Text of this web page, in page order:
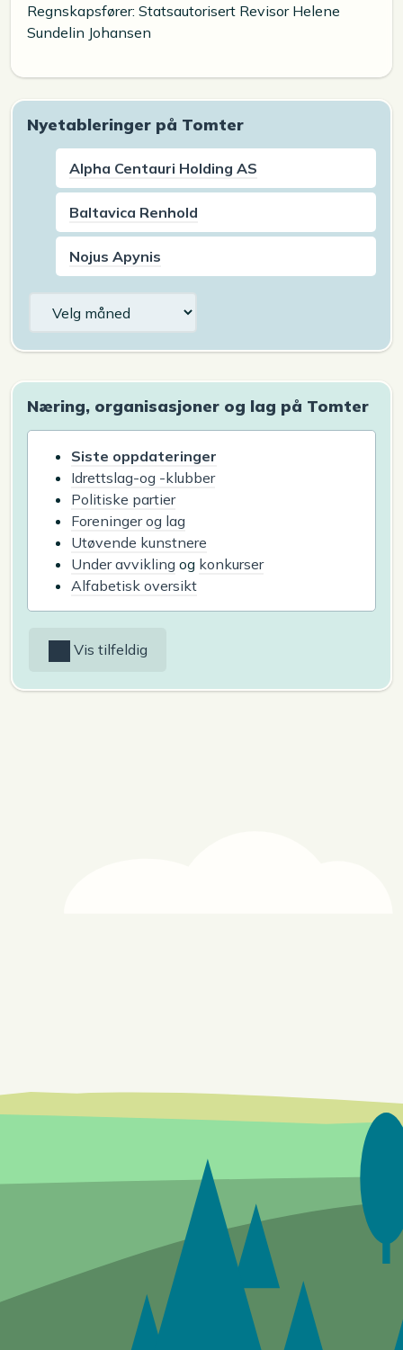
Regnskapsfører: Statsautorisert Revisor Helene
Sundelin Johansen
Nyetableringer på Tomter
Alpha Centauri Holding AS
Baltavica Renhold
Nojus Apynis
Næring, organisasjoner og lag på Tomter
Siste oppdateringer
Idrettslag-og -klubber
Politiske partier
Foreninger og lag
Utøvende kunstnere
Under avvikling og konkurser
Alfabetisk oversikt
Vis tilfeldig